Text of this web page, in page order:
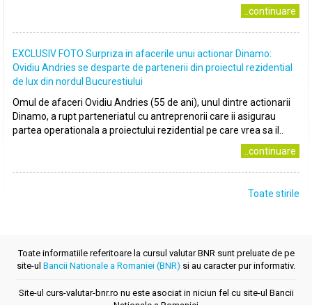
..continuare
EXCLUSIV FOTO Surpriza in afacerile unui actionar Dinamo:
Ovidiu Andries se desparte de partenerii din proiectul rezidential
de lux din nordul Bucurestiului
Omul de afaceri Ovidiu Andries (55 de ani), unul dintre actionarii
Dinamo, a rupt parteneriatul cu antreprenorii care ii asigurau
partea operationala a proiectului rezidential pe care vrea sa il..
..continuare
Toate stirile
Toate informatiile referitoare la cursul valutar BNR sunt preluate de pe
site-ul Bancii Nationale a Romaniei (BNR) si au caracter pur informativ.
Site-ul curs-valutar-bnr.ro nu este asociat in niciun fel cu site-ul Bancii